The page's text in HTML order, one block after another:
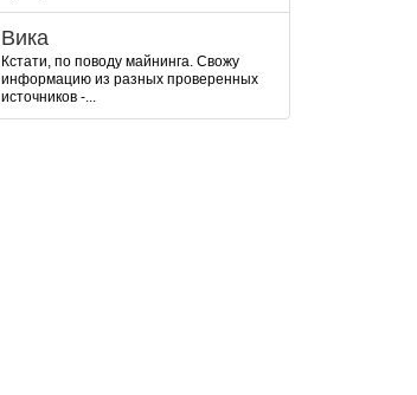
Вика
Кстати, по поводу майнинга. Свожу
информацию из разных проверенных
источников -...